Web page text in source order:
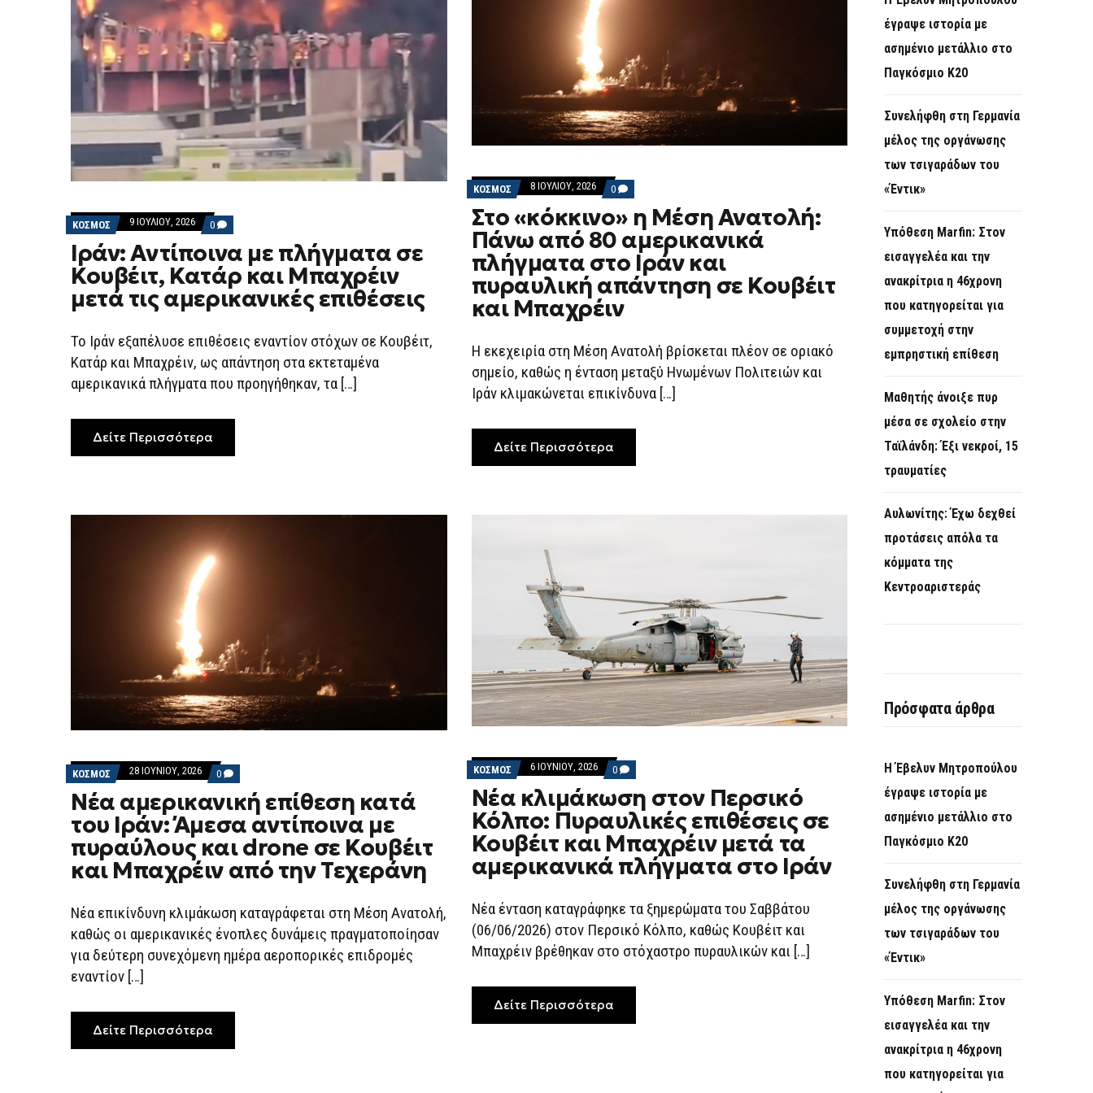
ΚΟΣΜΟΣ 9 ΙΟΥΛΊΟΥ, 2026 0 COMMENTS
ON
ΙΡΆΝ:
ΑΝΤΊΠΟΙΝΑ
ΜΕ
ΠΛΉΓΜΑΤΑ
ΣΕ
ΚΟΥΒΈΙΤ,
ΚΑΙ
ΜΠΑΧΡΈΙΝ
ΜΕΤΆ
ΤΙΣ
ΑΜΕΡΙΚΑΝΙΚΈΣ
ΕΠΙΘΈΣΕΙΣ
Ιράν: Αντίποινα με πλήγματα σε
Κουβέιτ, Κατάρ και Μπαχρέιν
μετά τις αμερικανικές επιθέσεις
Το Ιράν εξαπέλυσε επιθέσεις εναντίον στόχων σε Κουβέιτ,
Κατάρ και Μπαχρέιν, ως απάντηση στα εκτεταμένα
αμερικανικά πλήγματα που προηγήθηκαν, τα […]
Δείτε Περισσότερα
ΚΟΣΜΟΣ 8 ΙΟΥΛΊΟΥ, 2026 0 COMMENTS
ON
ΣΤΟ
«ΚΌΚΚΙΝΟ»
Η
ΜΈΣΗ
ΑΝΑΤΟΛΉ:
ΠΆΝΩ
ΑΠΌ
ΑΜΕΡΙΚΑΝΙΚΆ
ΙΡΆΝ
ΚΑΙ
ΠΥΡΑΥΛΙΚΉ
ΑΠΆΝΤΗΣΗ
ΣΕ
ΜΠΑΧΡΈΙΝ
Στο «κόκκινο» η Μέση Ανατολή:
Πάνω από 80 αμερικανικά
πλήγματα στο Ιράν και
πυραυλική απάντηση σε Κουβέιτ
και Μπαχρέιν
Η εκεχειρία στη Μέση Ανατολή βρίσκεται πλέον σε οριακό
σημείο, καθώς η ένταση μεταξύ Ηνωμένων Πολιτειών και
Ιράν κλιμακώνεται επικίνδυνα […]
Δείτε Περισσότερα
ΚΟΣΜΟΣ 28 ΙΟΥΝΊΟΥ, 2026 0 COMMENTS
ON
ΝΈΑ
ΑΜΕΡΙΚΑΝΙΚΉ
ΕΠΊΘΕΣΗ
ΚΑΤΆ
ΤΟΥ
ΙΡΆΝ:
ΆΜΕΣΑ
ΑΝΤΊΠΟΙΝΑ
ΚΑΙ
DRONE
ΣΕ
ΚΟΥΒΈΙΤ
ΚΑΙ
Νέα αμερικανική επίθεση κατά
του Ιράν: Άμεσα αντίποινα με
πυραύλους και drone σε Κουβέιτ
και Μπαχρέιν από την Τεχεράνη
Νέα επικίνδυνη κλιμάκωση καταγράφεται στη Μέση Ανατολή,
καθώς οι αμερικανικές ένοπλες δυνάμεις πραγματοποίησαν
για δεύτερη συνεχόμενη ημέρα αεροπορικές επιδρομές
εναντίον […]
Δείτε Περισσότερα
ΚΟΣΜΟΣ 6 ΙΟΥΝΊΟΥ, 2026 0 COMMENTS
ON
ΝΈΑ
ΚΛΙΜΆΚΩΣΗ
ΣΤΟΝ
ΠΕΡΣΙΚΌ
ΚΌΛΠΟ:
ΠΥΡΑΥΛΙΚΈΣ
ΕΠΙΘΈΣΕΙΣ
ΚΑΙ
ΜΠΑΧΡΈΙΝ
ΜΕΤΆ
ΑΜΕΡΙΚΑΝΙΚΆ
ΙΡΆΝ
Νέα κλιμάκωση στον Περσικό
Κόλπο: Πυραυλικές επιθέσεις σε
Κουβέιτ και Μπαχρέιν μετά τα
αμερικανικά πλήγματα στο Ιράν
Νέα ένταση καταγράφηκε τα ξημερώματα του Σαββάτου
(06/06/2026) στον Περσικό Κόλπο, καθώς Κουβέιτ και
Μπαχρέιν βρέθηκαν στο στόχαστρο πυραυλικών και […]
Δείτε Περισσότερα
έγραψε ιστορία με
ασημένιο μετάλλιο στο
Παγκόσμιο Κ20
Συνελήφθη στη Γερμανία
μέλος της οργάνωσης
των τσιγαράδων του
«Έντικ»
Υπόθεση Marfin: Στον
εισαγγελέα και την
ανακρίτρια η 46χρονη
που κατηγορείται για
συμμετοχή στην
εμπρηστική επίθεση
Μαθητής άνοιξε πυρ
μέσα σε σχολείο στην
Ταϊλάνδη: Έξι νεκροί, 15
τραυματίες
Αυλωνίτης: Έχω δεχθεί
προτάσεις απόλα τα
κόμματα της
Κεντροαριστεράς
Πρόσφατα άρθρα
Η Έβελυν Μητροπούλου
έγραψε ιστορία με
ασημένιο μετάλλιο στο
Παγκόσμιο Κ20
Συνελήφθη στη Γερμανία
μέλος της οργάνωσης
των τσιγαράδων του
«Έντικ»
Υπόθεση Marfin: Στον
εισαγγελέα και την
ανακρίτρια η 46χρονη
που κατηγορείται για